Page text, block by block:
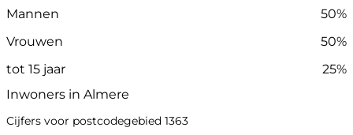
Mannen
50%
Vrouwen
50%
tot 15 jaar
25%
Inwoners in Almere
Cijfers voor postcodegebied 1363